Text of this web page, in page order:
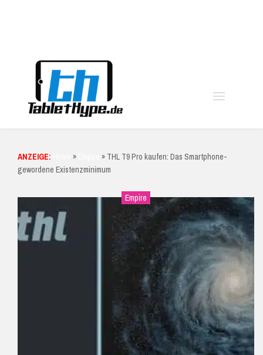
ANZEIGE: » » THL T9 Pro kaufen: Das Smartphone-
gewordene Existenzminimum
Empire